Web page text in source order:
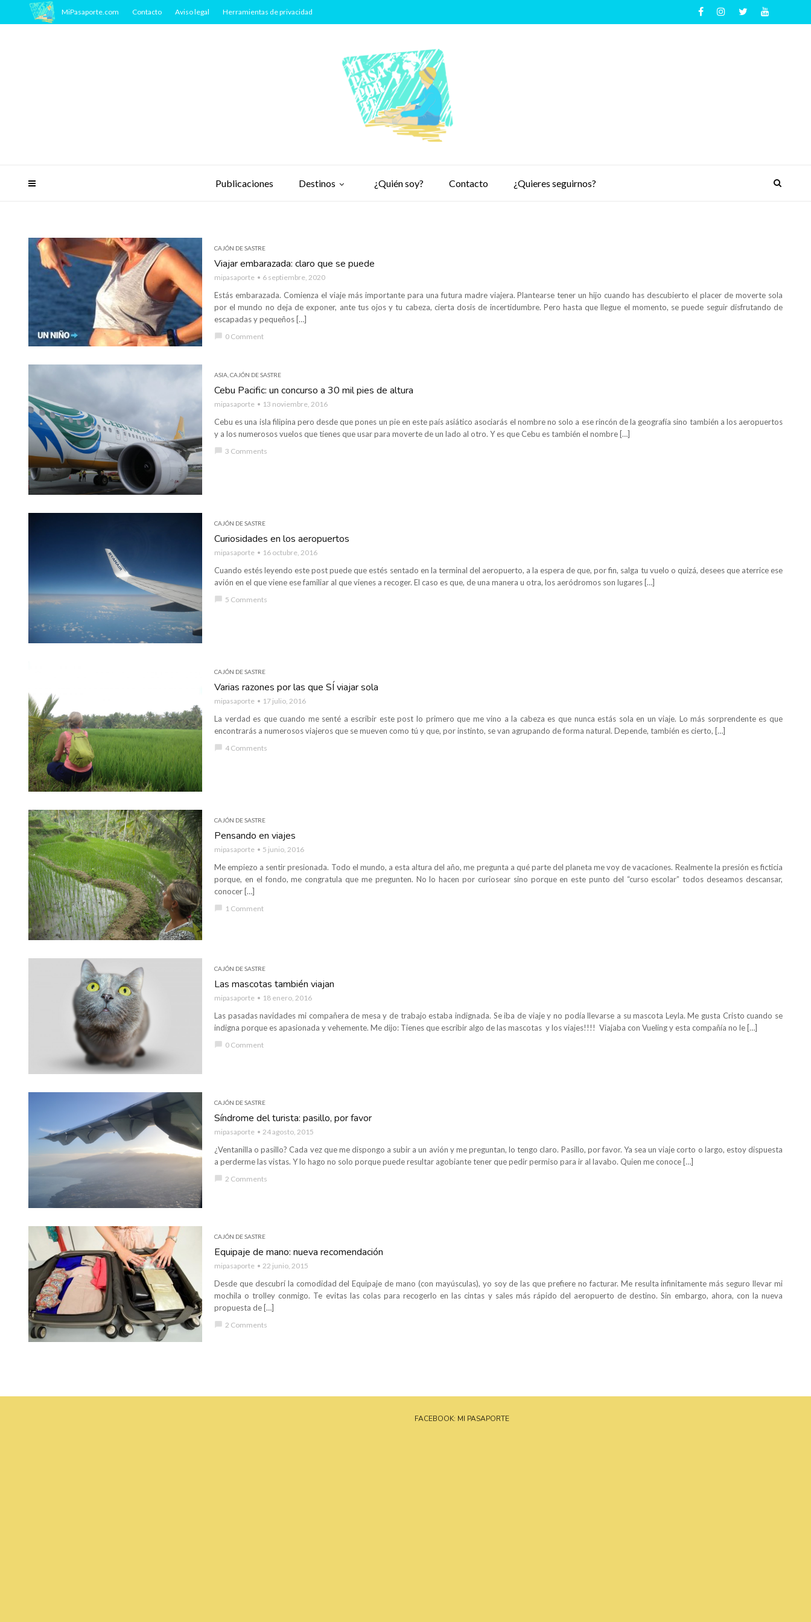
Publicaciones Destinos ¿Quién soy? Contacto ¿Quieres seguirnos?
MiPasaporte.com Contacto Aviso legal Herramientas de privacidad
CAJÓN DE SASTRE
Viajar embarazada: claro que se puede
mipasaporte 6 septiembre, 2020
Estás embarazada. Comienza el viaje más importante para una futura madre viajera. Plantearse tener un hijo cuando has descubierto el placer de moverte sola
por el mundo no deja de exponer, ante tus ojos y tu cabeza, cierta dosis de incertidumbre. Pero hasta que llegue el momento, se puede seguir disfrutando de
escapadas y pequeños […]
chat_bubble 0 Comment
ASIA CAJÓN DE SASTRE
Cebu Pacific: un concurso a 30 mil pies de altura
mipasaporte 13 noviembre, 2016
Cebu es una isla filipina pero desde que pones un pie en este país asiático asociarás el nombre no solo a ese rincón de la geografía sino también a los aeropuertos
y a los numerosos vuelos que tienes que usar para moverte de un lado al otro. Y es que Cebu es también el nombre […]
chat_bubble 3 Comments
CAJÓN DE SASTRE
Curiosidades en los aeropuertos
mipasaporte 16 octubre, 2016
Cuando estés leyendo este post puede que estés sentado en la terminal del aeropuerto, a la espera de que, por fin, salga tu vuelo o quizá, desees que aterrice ese
avión en el que viene ese familiar al que vienes a recoger. El caso es que, de una manera u otra, los aeródromos son lugares […]
chat_bubble 5 Comments
CAJÓN DE SASTRE
Varias razones por las que SÍ viajar sola
mipasaporte 17 julio, 2016
La verdad es que cuando me senté a escribir este post lo primero que me vino a la cabeza es que nunca estás sola en un viaje. Lo más sorprendente es que
encontrarás a numerosos viajeros que se mueven como tú y que, por instinto, se van agrupando de forma natural. Depende, también es cierto, […]
chat_bubble 4 Comments
CAJÓN DE SASTRE
Pensando en viajes
mipasaporte 5 junio, 2016
Me empiezo a sentir presionada. Todo el mundo, a esta altura del año, me pregunta a qué parte del planeta me voy de vacaciones. Realmente la presión es ficticia
porque, en el fondo, me congratula que me pregunten. No lo hacen por curiosear sino porque en este punto del “curso escolar” todos deseamos descansar,
conocer […]
chat_bubble 1 Comment
CAJÓN DE SASTRE
Las mascotas también viajan
mipasaporte 18 enero, 2016
Las pasadas navidades mi compañera de mesa y de trabajo estaba indignada. Se iba de viaje y no podía llevarse a su mascota Leyla. Me gusta Cristo cuando se
indigna porque es apasionada y vehemente. Me dijo: Tienes que escribir algo de las mascotas y los viajes!!!! Viajaba con Vueling y esta compañía no le […]
chat_bubble 0 Comment
CAJÓN DE SASTRE
Síndrome del turista: pasillo, por favor
mipasaporte 24 agosto, 2015
¿Ventanilla o pasillo? Cada vez que me dispongo a subir a un avión y me preguntan, lo tengo claro. Pasillo, por favor. Ya sea un viaje corto o largo, estoy dispuesta
a perderme las vistas. Y lo hago no solo porque puede resultar agobiante tener que pedir permiso para ir al lavabo. Quien me conoce […]
chat_bubble 2 Comments
CAJÓN DE SASTRE
Equipaje de mano: nueva recomendación
mipasaporte 22 junio, 2015
Desde que descubrí la comodidad del Equipaje de mano (con mayúsculas), yo soy de las que prefiere no facturar. Me resulta infinitamente más seguro llevar mi
mochila o trolley conmigo. Te evitas las colas para recogerlo en las cintas y sales más rápido del aeropuerto de destino. Sin embargo, ahora, con la nueva
propuesta de […]
2 Comments
FACEBOOK: MI PASAPORTE